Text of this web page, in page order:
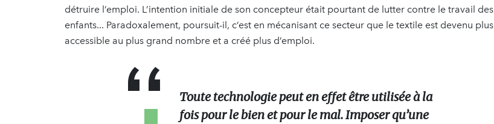
détruire l’emploi. L’intention initiale de son concepteur était pourtant de lutter contre le travail des
enfants... Paradoxalement, poursuit-il, c’est en mécanisant ce secteur que le textile est devenu plus
accessible au plus grand nombre et a créé plus d’emploi.
Toute technologie peut en effet être utilisée à la
fois pour le bien et pour le mal. Imposer qu’une